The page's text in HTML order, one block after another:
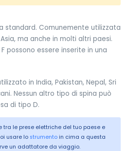
standard. Comunemente utilizzata
ma anche in molti altri paesi.
possono essere inserite in una
in India, Pakistan, Nepal, Sri
Nessun altro tipo di spina può
di tipo D.
tra le prese elettriche del tuo paese e
usare lo strumento in cima a questa
un adattatore da viaggio.